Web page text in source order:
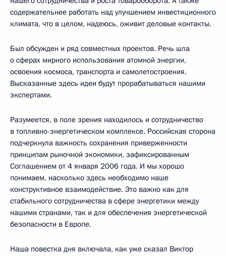
содержательнее работать над улучшением инвестиционного
климата, что в целом, надеюсь, оживит деловые контакты.
Был обсужден и ряд совместных проектов. Речь шла
о сферах мирного использования атомной энергии,
освоения космоса, транспорта и самолетостроения.
Высказанные здесь идеи будут прорабатываться нашими
экспертами.
Разумеется, в поле зрения находилось и сотрудничество
в топливно-энергетическом комплексе. Российская сторона
подчеркнула важность сохранения приверженности
принципам рыночной экономики, зафиксированным
Соглашением от 4 января 2006 года. И мы хорошо
понимаем, насколько здесь необходимо наше
конструктивное взаимодействие. Это важно как для
стабильного сотрудничества в сфере энергетики между
нашими странами, так и для обеспечения энергетической
безопасности в Европе.
Наша повестка дня включала, как уже сказал Виктор